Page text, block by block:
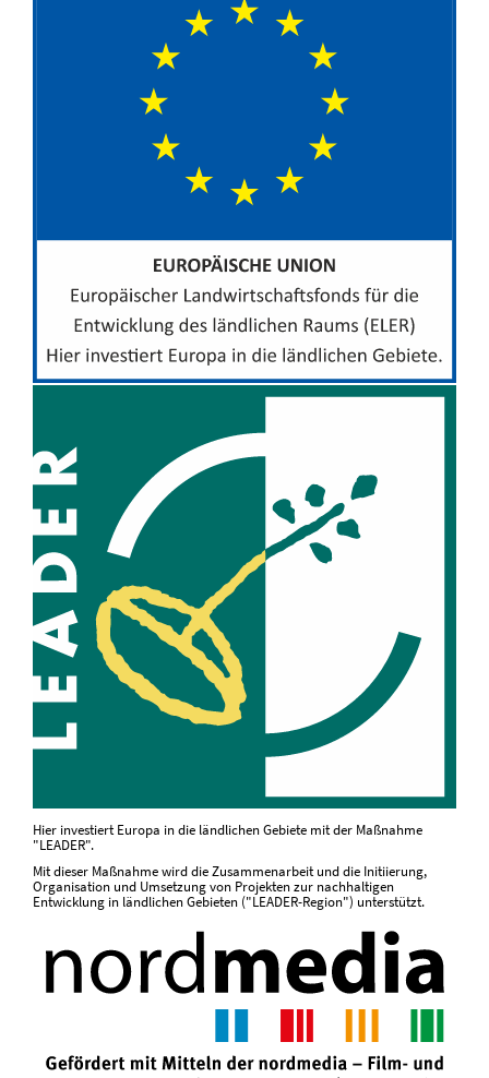
Hier investiert Europa in die ländlichen Gebiete mit der Maßnahme
"LEADER".
Mit dieser Maßnahme wird die Zusammenarbeit und die Initiierung,
Organisation und Umsetzung von Projekten zur nachhaltigen
Entwicklung in ländlichen Gebieten ("LEADER-Region") unterstützt.